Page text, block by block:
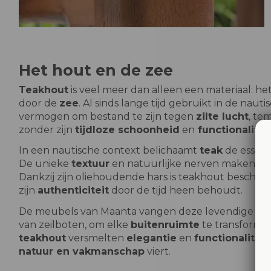
Het hout en de zee
Teakhout is veel meer dan alleen een materiaal:
door de zee. Al sinds lange tijd gebruikt in de
vermogen om bestand te zijn tegen zilte lucht,
zonder zijn tijdloze schoonheid en functionaliteit
In een nautische context belichaamt teak de
De unieke textuur en natuurlijke nerven maken
Dankzij zijn oliehoudende hars is teakhout
zijn authenticiteit door de tijd heen behoudt.
De meubels van Maanta vangen deze levendige
van zeilboten, om elke buitenruimte te
teakhout versmelten elegantie en functionaliteit
natuur en vakmanschap viert.